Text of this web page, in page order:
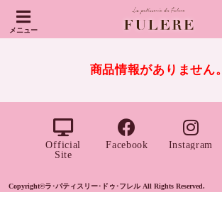
メニュー
商品情報がありません。
Official
Site
Facebook Instagram
Copyright©ラ･パティスリー･ドゥ･フレル All Rights Reserved.